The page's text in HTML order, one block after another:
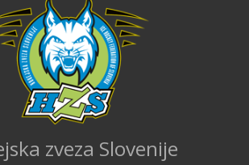
zveza Slovenije